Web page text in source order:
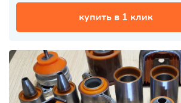
купить в 1 клик